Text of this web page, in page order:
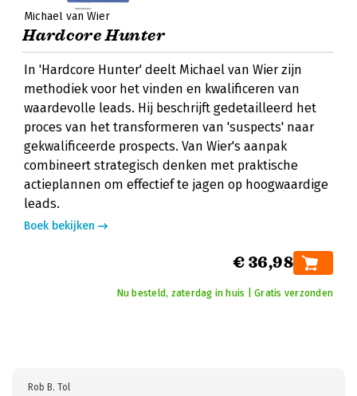
Michael van Wier
Hardcore Hunter
In 'Hardcore Hunter' deelt Michael van Wier zijn
methodiek voor het vinden en kwalificeren van
waardevolle leads. Hij beschrijft gedetailleerd het
proces van het transformeren van 'suspects' naar
gekwalificeerde prospects. Van Wier's aanpak
combineert strategisch denken met praktische
actieplannen om effectief te jagen op hoogwaardige
leads.
Boek bekijken
€ 36,98
Nu besteld, zaterdag in huis | Gratis verzonden
Rob B. Tol